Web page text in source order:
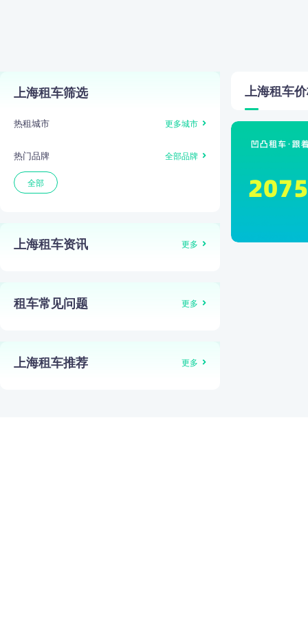
上海租车筛选
热租城市 更多城市
热门品牌 全部品牌
全部
上海租车资讯 更多
租车常见问题 更多
上海租车推荐 更多
上海租车